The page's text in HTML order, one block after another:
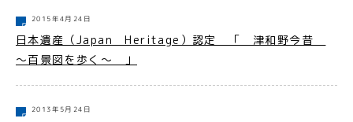
2015年4月24日
日本遺産（Japan Heritage）認定 「 津和野今昔
～百景図を歩く～ 」
2013年5月24日